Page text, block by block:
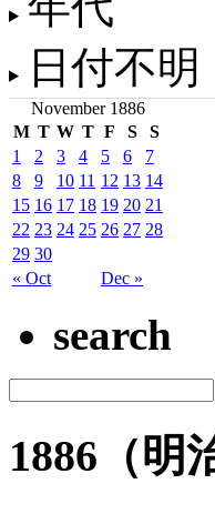
日付不明
November 1886
M T W T F S S
« Oct Dec »
1 2 3 4 5 6
7
8
9 10 11 12 13 14
15 16 17 18 19 20 21
22 23 24 25 26 27 28
29 30
search
1886（明